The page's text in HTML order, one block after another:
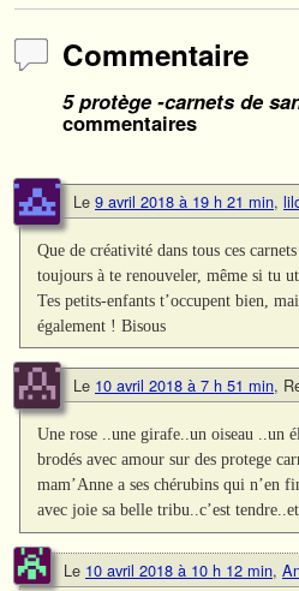
Commentaire
5 protège -carnets de
commentaires
Le 9 avril 2018 à 19 h 21 min,
Que de créativité dans tous ces
toujours à te renouveler, même si tu
Tes petits-enfants t’occupent bien,
également ! Bisous
Le 10 avril 2018 à 7 h 51 min,
Une rose ..une girafe..un oiseau ..un
brodés avec amour sur des protege
mam’Anne a ses chérubins qui n’en
avec joie sa belle tribu..c’est
Le 10 avril 2018 à 10 h 12 min,